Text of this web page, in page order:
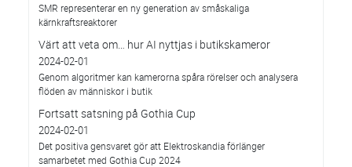
SMR representerar en ny generation av småskaliga
kärnkraftsreaktorer
Värt att veta om… hur AI nyttjas i butikskameror
2024-02-01
Genom algoritmer kan kamerorna spåra rörelser och analysera
flöden av människor i butik
Fortsatt satsning på Gothia Cup
2024-02-01
Det positiva gensvaret gör att Elektroskandia förlänger
samarbetet med Gothia Cup 2024